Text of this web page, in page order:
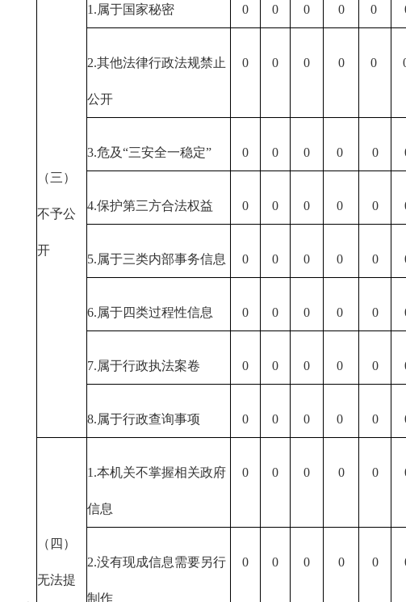
（三）
不予公
开
1.属于国家秘密 0 0 0 0 0
2.其他法律行政法规禁止
公开
0 0 0 0 0
3.危及“三安全一稳定” 0 0 0 0 0
4.保护第三方合法权益 0 0 0 0 0
5.属于三类内部事务信息 0 0 0 0 0
6.属于四类过程性信息 0 0 0 0 0
7.属于行政执法案卷 0 0 0 0 0
8.属于行政查询事项 0 0 0 0 0
（四）
无法提
1.本机关不掌握相关政府
信息
0 0 0 0 0
2.没有现成信息需要另行
制作
0 0 0 0 0